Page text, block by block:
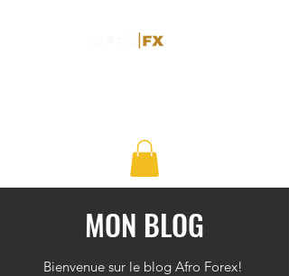
MON BLOG
Bienvenue sur le blog Afro Forex!